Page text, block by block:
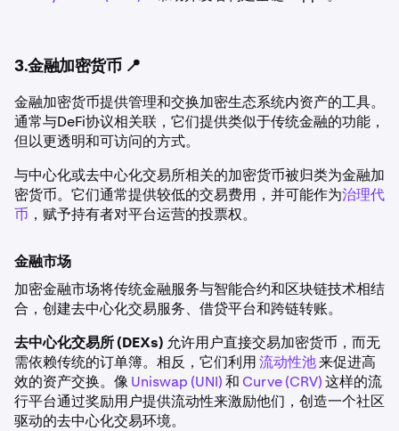
3.金融加密货币 📍
金融加密货币提供管理和交换加密生态系统内资产的工具。
通常与DeFi协议相关联，它们提供类似于传统金融的功能，
但以更透明和可访问的方式。
与中心化或去中心化交易所相关的加密货币被归类为金融加
密货币。它们通常提供较低的交易费用，并可能作为治理代
币 ，赋予持有者对平台运营的投票权。
金融市场
加密金融市场将传统金融服务与智能合约和区块链技术相结
合，创建去中心化交易服务、借贷平台和跨链转账。
去中心化交易所 (DEXs) 允许用户直接交易加密货币，而无
需依赖传统的订单簿。相反，它们利用流动性池来促进高
效的资产交换。像 Uniswap (UNI)和 Curve (CRV)这样的流
行平台通过奖励用户提供流动性来激励他们，创造一个社区
驱动的去中心化交易环境。